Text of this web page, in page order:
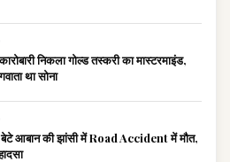
निकला गोल्ड तस्करी का मास्टरमाइंड,
था सोना
आबान की झांसी में Road Accident में मौत,